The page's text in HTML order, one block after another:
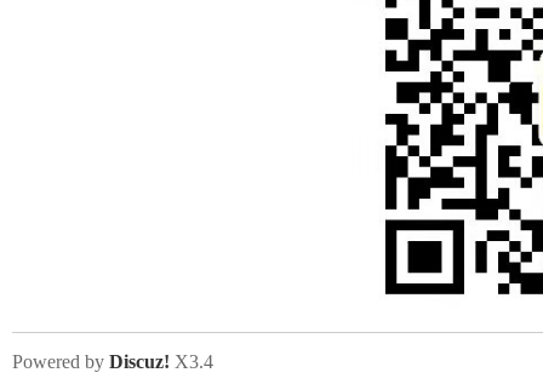
Powered by Discuz! X3.4